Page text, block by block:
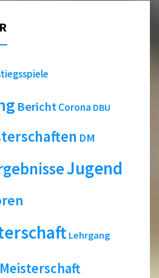
BerichtCorona DBU
DM
Jugend
Lehrgang
Meisterschaft